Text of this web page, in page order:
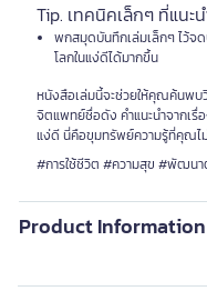
Tip. เทคนิคเล็กๆ ที่แนะ
พกสมุดบันทึกเล่มเล็กๆ ไว้จด
โลกในแง่ดีได้มากขึ้น
หนังสือเล่มนี้จะช่วยให้คุณค้นพบ
จิตแพทย์ชื่อดัง คำแนะนำจากเรื่
แง่ดี นี่คือขุมทรัพย์ความรู้ที่คุณไ
#การใช้ชีวิต #ความสุข #พัฒน
Product Information